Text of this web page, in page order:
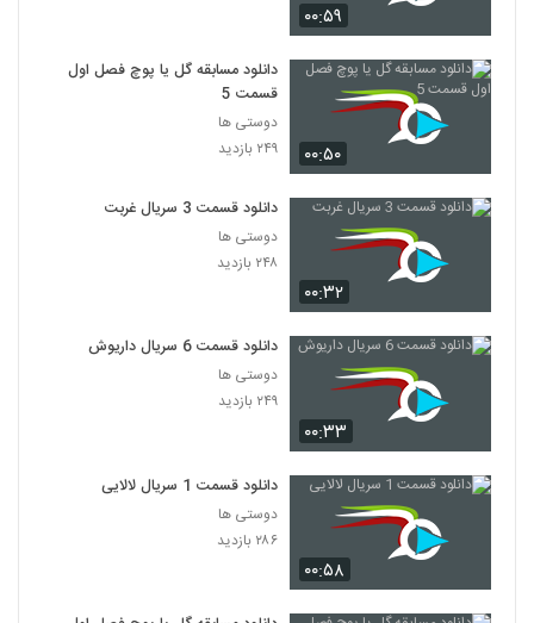
۰۰:۵۹
۰۰:۵۰
دانلود مسابقه گل یا پوچ فصل اول
قسمت 5
دوستی ها
۲۴۹ بازدید
۰۰:۳۲
دانلود قسمت 3 سریال غربت
دوستی ها
۲۴۸ بازدید
۰۰:۳۳
دانلود قسمت 6 سریال داریوش
دوستی ها
۲۴۹ بازدید
۰۰:۵۸
دانلود قسمت 1 سریال لالایی
دوستی ها
۲۸۶ بازدید